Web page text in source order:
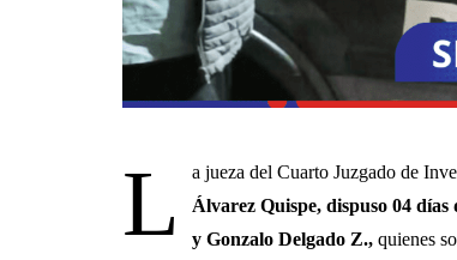
L a jueza del Cuarto Juzgado de
Álvarez Quispe, dispuso 04
y Gonzalo Delgado Z., quienes